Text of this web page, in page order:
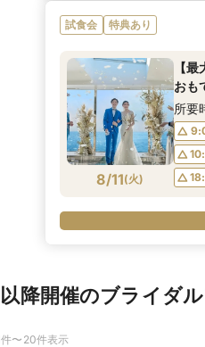
試食会 特典あり
8/11(火)
【
おも
所要
降開催のブライダ
〜20件表示